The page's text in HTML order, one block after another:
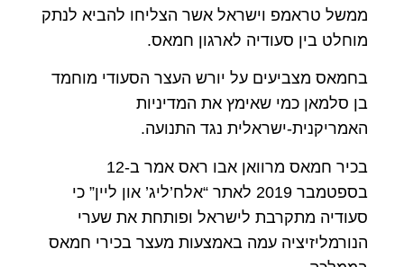
ממשל טראמפ וישראל אשר הצליחו להביא לנתק
מוחלט בין סעודיה לארגון חמאס.
בחמאס מצביעים על יורש העצר הסעודי מוחמד
בן סלמאן כמי שאימץ את המדיניות
האמריקנית-ישראלית נגד התנועה.
בכיר חמאס מרוואן אבו ראס אמר ב-12
בספטמבר 2019 לאתר “אלח’ליג’ און ליין” כי
סעודיה מתקרבת לישראל ופותחת את שערי
הנורמליזיציה עמה באמצעות מעצר בכירי חמאס